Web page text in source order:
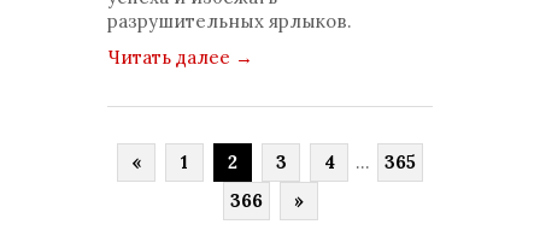
разрушительных ярлыков.
Читать далее →
« 1 2 3 4 ...
365
366
»